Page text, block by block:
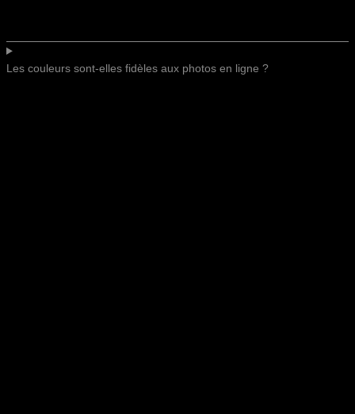
Les couleurs sont-elles fidèles aux photos en ligne ?